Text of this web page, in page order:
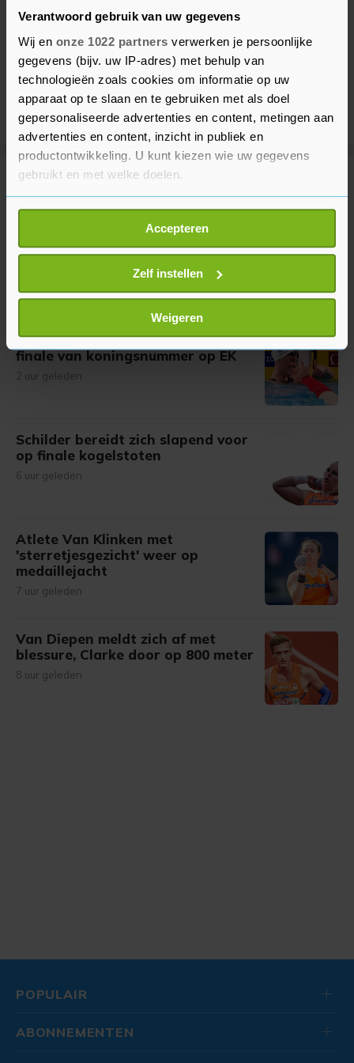
Verantwoord gebruik van uw gegevens
Wij en onze 1022 partners verwerken je persoonlijke
gegevens (bijv. uw IP-adres) met behulp van
technologieën zoals cookies om informatie op uw
apparaat op te slaan en te gebruiken met als doel
gepersonaliseerde advertenties en content, metingen aan
advertenties en content, inzicht in publiek en
productontwikkeling. U kunt kiezen wie uw gegevens
gebruikt en met welke doelen.
Als u het toestaat, willen we ook graag:
Informatie verzamelen over uw geografische
locatie, die tot een paar meter nauwkeurig kan zijn
Uw apparaat identificeren door het actief te
scannen op specifieke eigenschappen (fingerprinting)
Lees meer over hoe uw persoonlijke gegevens worden
verwerkt en stel uw voorkeuren in het
U kunt uw toestemming op elk moment wijzigen of
intrekken in de Cookieverklaring.
Met cookies werkt onze website beter en wordt jouw
onze cookiepagina kun je ons cookiebeleid bekijken en je
gemaakte keuze altijd wijzigen of intrekken.
Accepteren
Zelf instellen
Weigeren
Meer uit Sport
Derde EK-goud Schilder bij
kogelstoten, weer zilver Van
32 minuten geleden
Steenbergen als snelste naar
finale van koningsnummer op EK
2 uur geleden
Schilder bereidt zich slapend voor
op finale kogelstoten
6 uur geleden
Atlete Van Klinken met
'sterretjesgezicht' weer op
medaillejacht
7 uur geleden
Van Diepen meldt zich af met
blessure, Clarke door op 800 meter
8 uur geleden
POPULAIR
ABONNEMENTEN